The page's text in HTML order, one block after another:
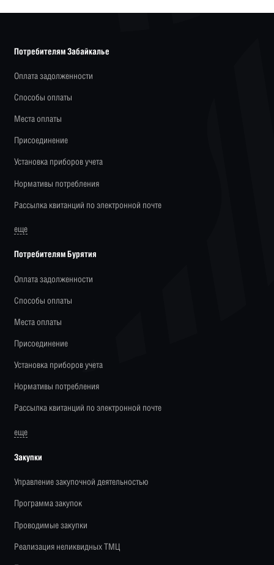
Потребителям Забайкалье
Оплата задолженности
Способы оплаты
Места оплаты
Присоединение
Установка приборов учета
Нормативы потребления
Рассылка квитанций по электронной почте
еще
Потребителям Бурятия
Оплата задолженности
Способы оплаты
Места оплаты
Присоединение
Установка приборов учета
Нормативы потребления
Рассылка квитанций по электронной почте
еще
Закупки
Управление закупочной деятельностью
Программа закупок
Проводимые закупки
Реализация неликвидных ТМЦ